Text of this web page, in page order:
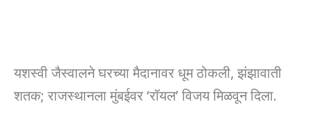
यशस्वी जैस्वालने घरच्या मैदानावर धूम ठोकली, झंझावाती
शतक; राजस्थानला मुंबईवर ‘रॉयल’ विजय मिळवून दिला.